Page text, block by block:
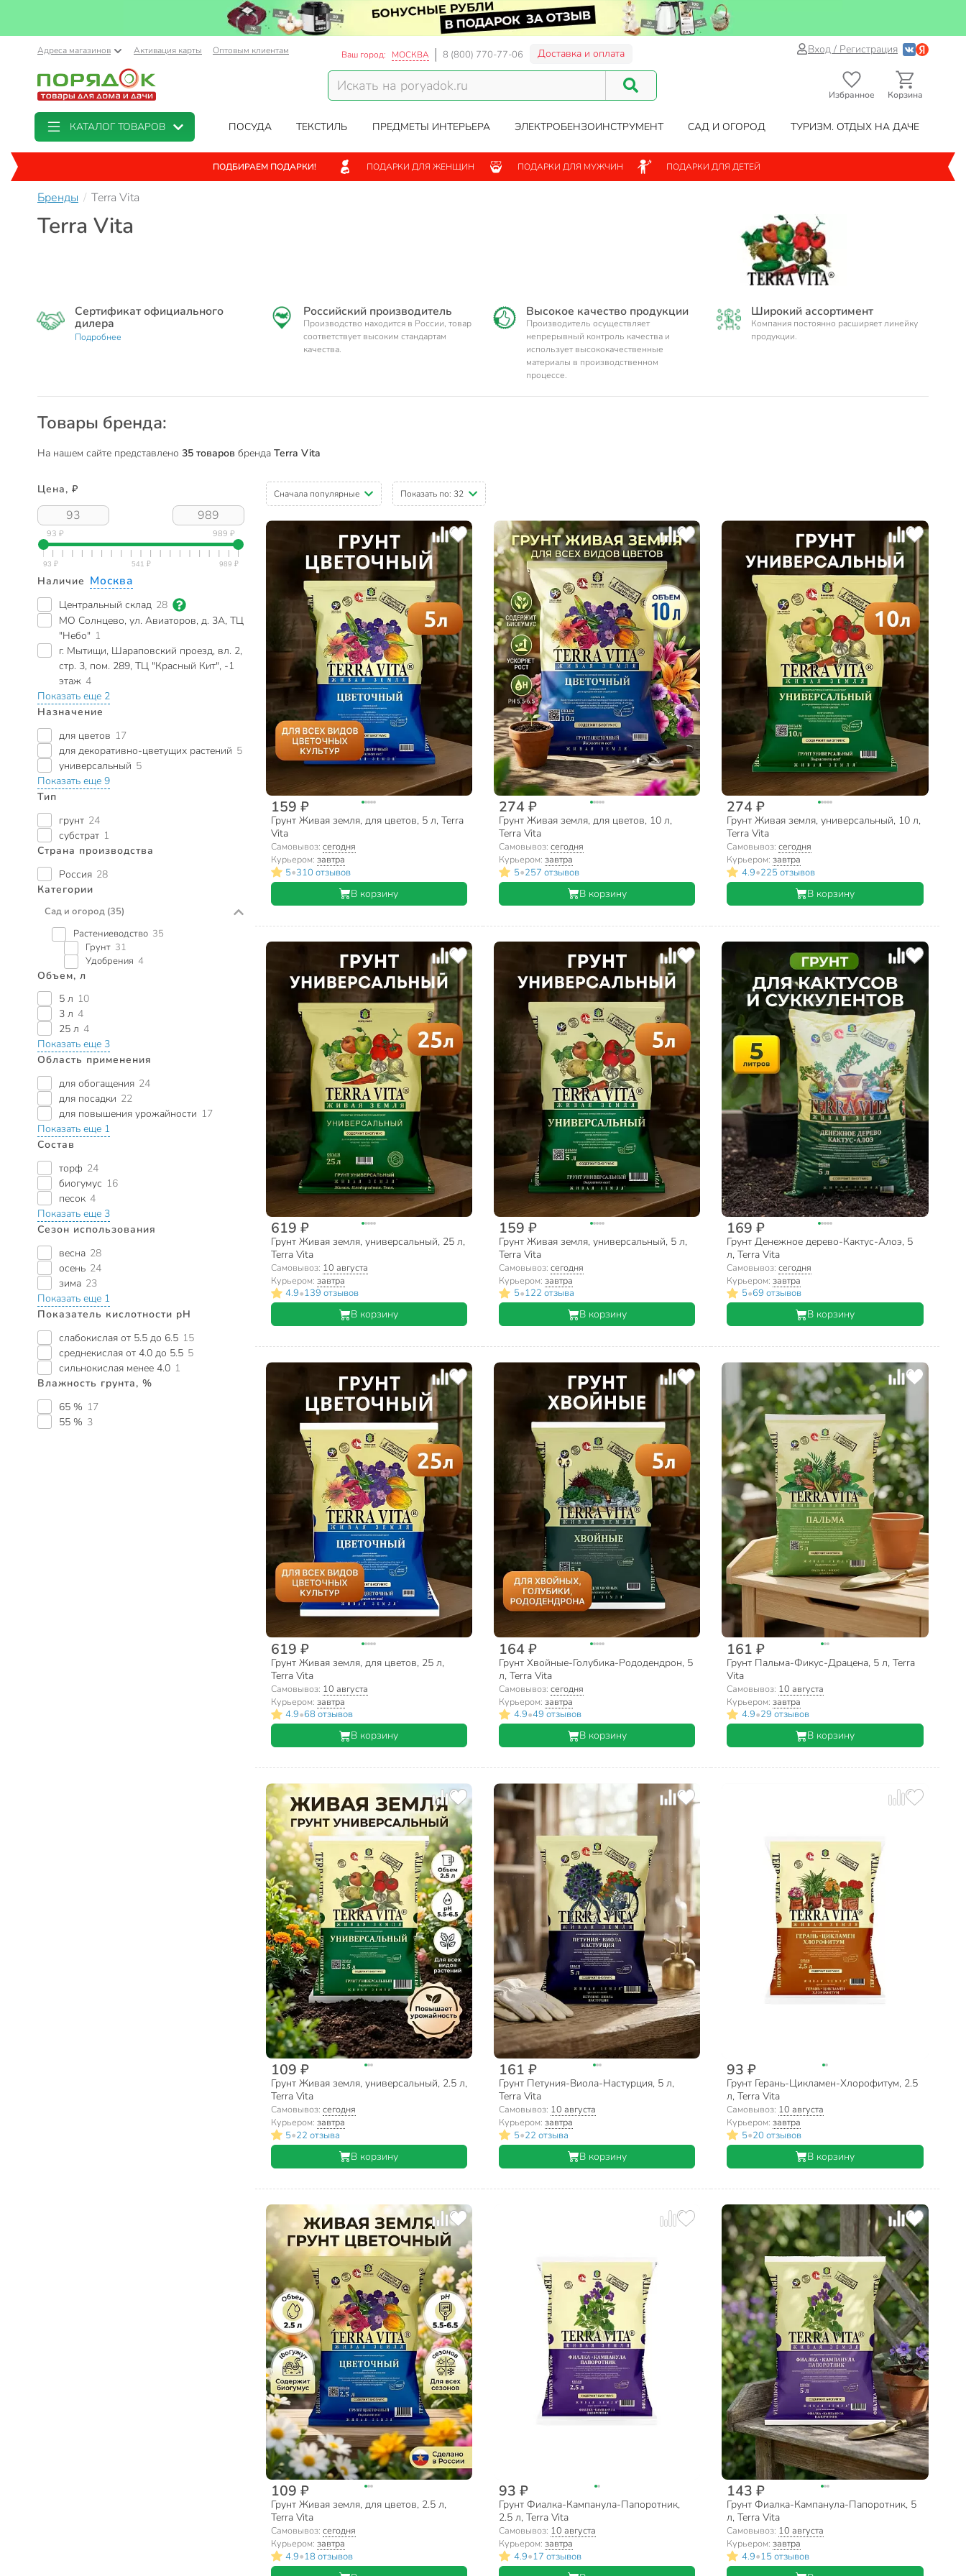
Адреса магазинов Активация карты Оптовым клиентам Ваш город: МОСКВА 8 (800) 770-77-06 Доставка и оплата Вход / Регистрация
Избранное Корзина
КАТАЛОГ ТОВАРОВ ПОСУДА ТЕКСТИЛЬ ПРЕДМЕТЫ ИНТЕРЬЕРА ЭЛЕКТРОБЕНЗОИНСТРУМЕНТ САД И ОГОРОД ТУРИЗМ. ОТДЫХ НА ДАЧЕ
ПОДБИРАЕМ ПОДАРКИ! ПОДАРКИ ДЛЯ ЖЕНЩИН ПОДАРКИ ДЛЯ МУЖЧИН ПОДАРКИ ДЛЯ ДЕТЕЙ
Бренды Terra Vita
Terra Vita
Сертификат официального
дилера
Подробнее
Российский производитель
Производство находится в России, товар
соответствует высоким стандартам
качества.
Высокое качество продукции
Производитель осуществляет
непрерывный контроль качества и
использует высококачественные
материалы в производственном
процессе.
Широкий ассортимент
Компания постоянно расширяет линейку
продукции.
Товары бренда:
На нашем сайте представлено 35 товаров бренда Terra Vita
Цена, ₽
93 ₽ 989 ₽
Наличие Москва
Центральный склад 28
МО Солнцево, ул. Авиаторов, д. 3А, ТЦ
"Небо" 1
г. Мытищи, Шараповский проезд, вл. 2,
стр. 3, пом. 289, ТЦ "Красный Кит", -1
этаж 4
Показать еще 2
Назначение
для цветов 17
для декоративно-цветущих растений 5
универсальный 5
Показать еще 9
Тип
грунт 24
субстрат 1
Страна производства
Россия 28
Категории
Сад и огород (35)
Растениеводство 35
Грунт 31
Удобрения 4
Объем, л
5 л 10
3 л 4
25 л 4
Показать еще 3
Область применения
для обогащения 24
для посадки 22
для повышения урожайности 17
Показать еще 1
Состав
торф 24
биогумус 16
песок 4
Показать еще 3
Сезон использования
весна 28
осень 24
зима 23
Показать еще 1
Показатель кислотности pH
слабокислая от 5.5 до 6.5 15
среднекислая от 4.0 до 5.5 5
сильнокислая менее 4.0 1
Влажность грунта, %
65 % 17
55 % 3
Сначала популярные Показать по: 32
159 ₽
Грунт Живая земля, для цветов, 5 л, Terra
Vita
Самовывоз: сегодня
Курьером: завтра
5•310 отзывов
В корзину
274 ₽
Грунт Живая земля, для цветов, 10 л,
Terra Vita
Самовывоз: сегодня
Курьером: завтра
5•257 отзывов
В корзину
274 ₽
Грунт Живая земля, универсальный, 10 л,
Terra Vita
Самовывоз:сегодня
Курьером:завтра
4.9•225 отзывов
В корзину
619 ₽
Грунт Живая земля, универсальный, 25 л,
Terra Vita
Самовывоз: 10 августа
Курьером: завтра
4.9•139 отзывов
В корзину
159 ₽
Грунт Живая земля, универсальный, 5 л,
Terra Vita
Самовывоз: сегодня
Курьером: завтра
5•122 отзыва
В корзину
169 ₽
Грунт Денежное дерево-Кактус-Алоэ, 5
л, Terra Vita
Самовывоз:сегодня
Курьером:завтра
5•69 отзывов
В корзину
619 ₽
Грунт Живая земля, для цветов, 25 л,
Terra Vita
Самовывоз: 10 августа
Курьером: завтра
4.9•68 отзывов
В корзину
164 ₽
Грунт Хвойные-Голубика-Рододендрон, 5
л, Terra Vita
Самовывоз: сегодня
Курьером: завтра
4.9•49 отзывов
В корзину
161 ₽
Грунт Пальма-Фикус-Драцена, 5 л, Terra
Vita
Самовывоз: 10 августа
Курьером:завтра
4.9•29 отзывов
В корзину
109 ₽
Грунт Живая земля, универсальный, 2.5 л,
Terra Vita
Самовывоз: сегодня
Курьером: завтра
5•22 отзыва
В корзину
161 ₽
Грунт Петуния-Виола-Настурция, 5 л,
Terra Vita
Самовывоз: 10 августа
Курьером: завтра
5•22 отзыва
В корзину
93 ₽
Грунт Герань-Цикламен-Хлорофитум, 2.5
л, Terra Vita
Самовывоз: 10 августа
Курьером:завтра
5•20 отзывов
В корзину
109 ₽
Грунт Живая земля, для цветов, 2.5 л,
Terra Vita
Самовывоз: сегодня
Курьером: завтра
4.9•18 отзывов
93 ₽
Грунт Фиалка-Кампанула-Папоротник,
2.5 л, Terra Vita
Самовывоз: 10 августа
Курьером: завтра
4.9•17 отзывов
143 ₽
Грунт Фиалка-Кампанула-Папоротник, 5
л, Terra Vita
Самовывоз: 10 августа
Курьером:завтра
4.9•15 отзывов